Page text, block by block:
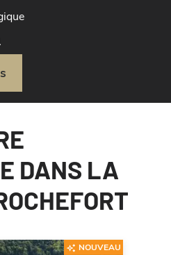
DANS LA
NOUVEAU